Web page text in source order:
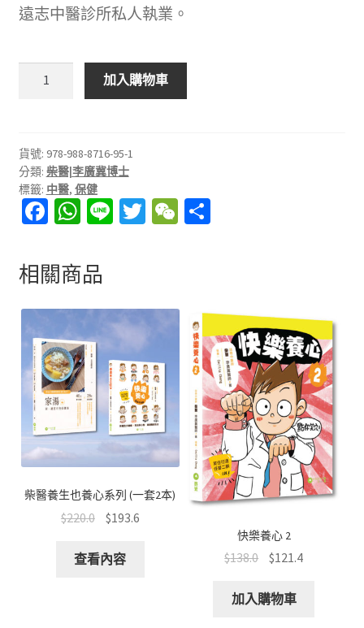
遠志中醫診所私人執業。
—
逆
齡
養
錦
｜
新
版
量
加入購物車
貨號: 978-988-8716-95-1
分類: 柴醫|李廣冀博士
標籤: 中醫, 保健
Fa
b
o
o
k
W
at
sA
p
p
Li T W
at
分
相關商品
柴醫養生也養心系列 (一套2本)
$220.0 $193.6
查看內容
快樂養心 2
$138.0 $121.4
加入購物車